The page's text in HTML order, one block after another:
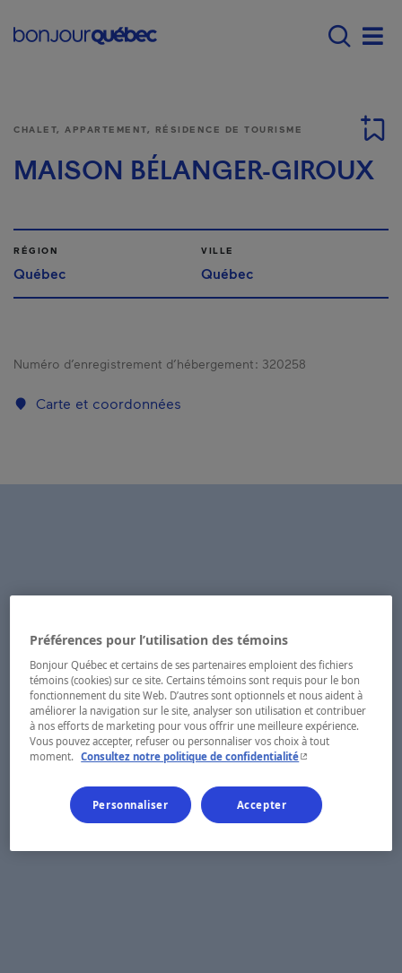
Main navigation -
CHALET, APPARTEMENT, RÉSIDENCE DE TOURISME
MAISON BÉLANGER-GIROUX
RÉGION
Québec
VILLE
Québec
Numéro d’enregistrement d’hébergement : 320258
Carte et coordonnées
Préférences pour l’utilisation des témoins
Bonjour Québec et certains de ses partenaires emploient des fichiers
témoins (cookies) sur ce site. Certains témoins sont requis pour le bon
fonctionnement du site Web. D’autres sont optionnels et nous aident à
améliorer la navigation sur le site, analyser son utilisation et contribuer
à nos efforts de marketing pour vous offrir une meilleure expérience.
Vous pouvez accepter, refuser ou personnaliser vos choix à tout
moment.
Consultez notre politique de confidentialité- Cet hyperlien
Personnaliser Accepter